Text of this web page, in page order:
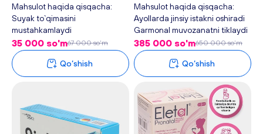
D3, CaD3, 50 tabletka
- Plan baby
Mahsulot haqida qisqacha:
Suyak to`qimasini
mustahkamlaydi
Qon ivishini normallashtiradi
Raxit va osteoporozni oldini
oladi va davolaydi
Soch va tirnoq sog`lomligini
35 000 so'm67 000 so'm
Qo‘shish
LBD Woman, 30
kapsula - Plan baby
Mahsulot haqida qisqacha:
Ayollarda jinsiy istakni oshiradi
Garmonal muvozanatni tiklaydi
Klimaksni oson kechishini
ta`minlaydi
385 000 so'm650 000 so'm
Qo‘shish